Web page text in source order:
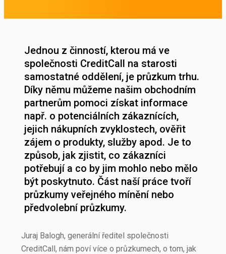
Jednou z činností, kterou má ve
společnosti CreditCall na starosti
samostatné oddělení, je průzkum trhu.
Díky němu můžeme našim obchodním
partnerům pomoci získat informace
např. o potenciálních zákaznících,
jejich nákupních zvyklostech, ověřit
zájem o produkty, služby apod. Je to
způsob, jak zjistit, co zákazníci
potřebují a co by jim mohlo nebo mělo
být poskytnuto. Část naší práce tvoří
průzkumy veřejného mínění nebo
předvolební průzkumy.
Juraj Balogh, generální ředitel společnosti
CreditCall, nám poví více o průzkumech, o tom, jak